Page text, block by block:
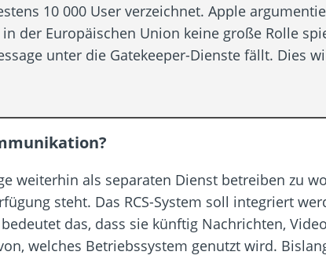
10 000 User verzeichnet. Apple
der Europäischen Union keine große Rolle
unter die Gatekeeper-Dienste fällt. Dies
weiterhin als separaten Dienst betreiben zu
steht. Das RCS-System soll integriert
das, dass sie künftig Nachrichten,
welches Betriebssystem genutzt wird.